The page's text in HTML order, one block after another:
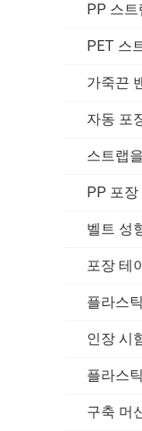
PP 스
PET 스
가죽끈
자동 포
스트랩
PP 포장
벨트 성
포장 테
플라스
인장 시
플라스
구축 머